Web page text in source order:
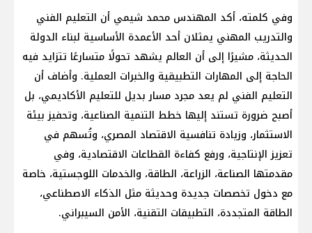
وفي كلمته، أكد المهندس محمد شيمي أن التعليم الفني
والتدريب المهني يمثلان أحد الأعمدة الأساسية لبناء الدولة
الحديثة، مشيرًا إلى أن العالم يشهد تحولًا متسارعًا تتزايد فيه
الحاجة إلى المهارات التطبيقية والخبرات العملية. وأضاف أن
التعليم الفني لم يعد مجرد مسار بديل للتعليم الأكاديمي، بل
أصبح ضرورة تستند إليها خطط التنمية الصناعية، وتحفيز بيئة
الاستثمار، وزيادة تنافسية الاقتصاد المصري، وتُسهم في
تعزيز الإنتاجية، ورفع كفاءة القطاعات الاقتصادية، وفي
مقدمتها الصناعة، الزراعة، الطاقة، والخدمات اللوجستية، خاصة
مع دخول تخصصات جديدة وحديثة مثل الذكاء الاصطناعي،
الطاقة المتجددة، التطبيقات التقنية، الأمن السيبراني.